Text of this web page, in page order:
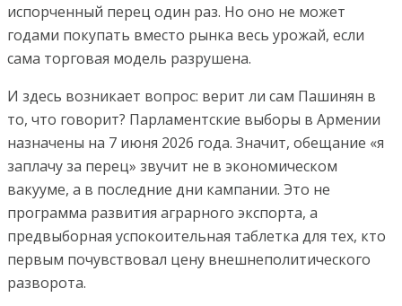
испорченный перец один раз. Но оно не может
годами покупать вместо рынка весь урожай, если
сама торговая модель разрушена.
И здесь возникает вопрос: верит ли сам Пашинян в
то, что говорит? Парламентские выборы в Армении
назначены на 7 июня 2026 года. Значит, обещание «я
заплачу за перец» звучит не в экономическом
вакууме, а в последние дни кампании. Это не
программа развития аграрного экспорта, а
предвыборная успокоительная таблетка для тех, кто
первым почувствовал цену внешнеполитического
разворота.